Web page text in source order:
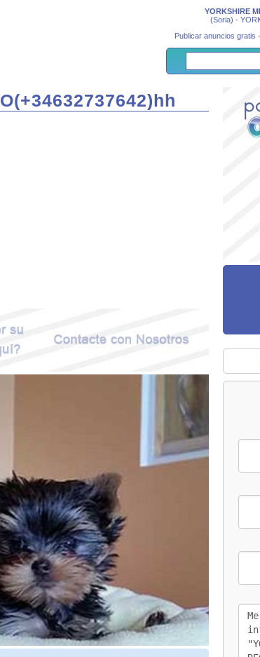
YORKSHIRE
(Soria) -
Publicar anuncios gratis -